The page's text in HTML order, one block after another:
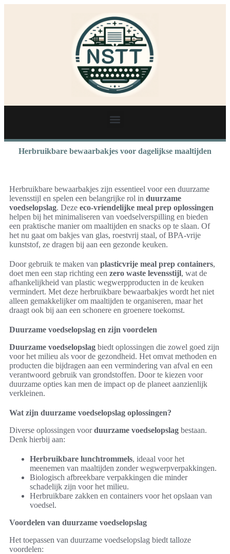
Herbruikbare bewaarbakjes voor dagelijkse maaltijden
Herbruikbare bewaarbakjes zijn essentieel voor een duurzame
levensstijl en spelen een belangrijke rol in duurzame
voedselopslag. Deze eco-vriendelijke meal prep oplossingen
helpen bij het minimaliseren van voedselverspilling en bieden
een praktische manier om maaltijden en snacks op te slaan. Of
het nu gaat om bakjes van glas, roestvrij staal, of BPA-vrije
kunststof, ze dragen bij aan een gezonde keuken.
Door gebruik te maken van plasticvrije meal prep containers,
doet men een stap richting een zero waste levensstijl, wat de
afhankelijkheid van plastic wegwerpproducten in de keuken
vermindert. Met deze herbruikbare bewaarbakjes wordt het niet
alleen gemakkelijker om maaltijden te organiseren, maar het
draagt ook bij aan een schonere en groenere toekomst.
Duurzame voedselopslag en zijn voordelen
Duurzame voedselopslag biedt oplossingen die zowel goed zijn
voor het milieu als voor de gezondheid. Het omvat methoden en
producten die bijdragen aan een vermindering van afval en een
verantwoord gebruik van grondstoffen. Door te kiezen voor
duurzame opties kan men de impact op de planeet aanzienlijk
verkleinen.
Wat zijn duurzame voedselopslag oplossingen?
Diverse oplossingen voorduurzame voedselopslag bestaan.
Denk hierbij aan:
Herbruikbare lunchtrommels, ideaal voor het
meenemen van maaltijden zonder wegwerpverpakkingen.
Biologisch afbreekbare verpakkingen die minder
schadelijk zijn voor het milieu.
Herbruikbare zakken en containers voor het opslaan van
voedsel.
Voordelen van duurzame voedselopslag
Het toepassen van duurzame voedselopslag biedt talloze
voordelen: